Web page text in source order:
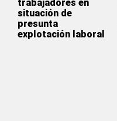
trabajadores en
situación de
presunta
explotación laboral